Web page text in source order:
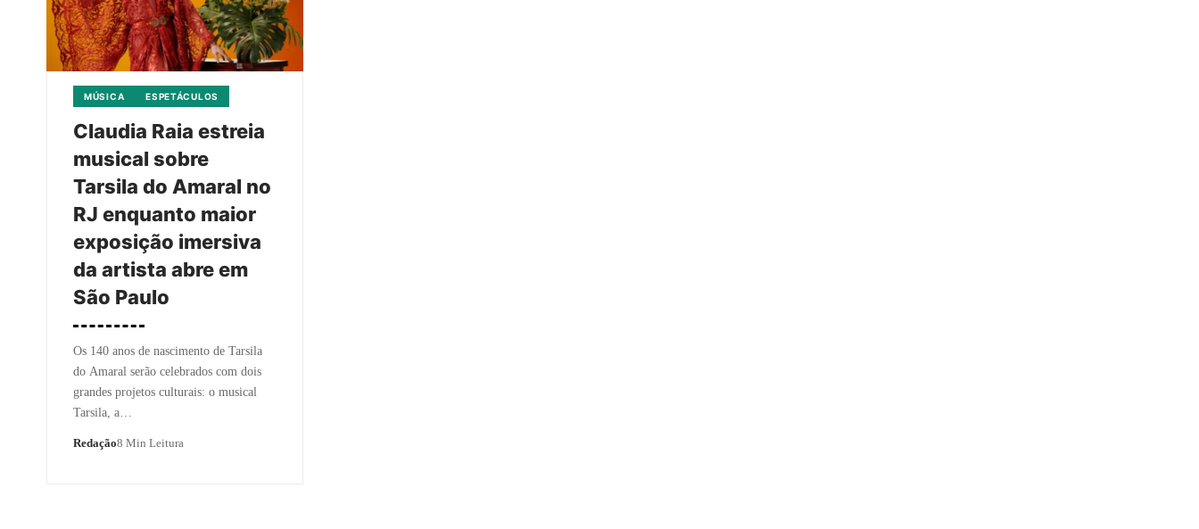
MÚSICA ESPETÁCULOS
Claudia Raia estreia
musical sobre
Tarsila do Amaral no
RJ enquanto maior
exposição imersiva
da artista abre em
São Paulo
Os 140 anos de nascimento de Tarsila
do Amaral serão celebrados com dois
grandes projetos culturais: o musical
Tarsila, a…
Redação8 Min Leitura